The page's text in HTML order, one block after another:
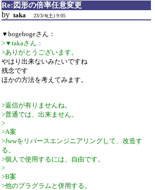
Re:図形の倍率任意変更
by taka 23/3/4(土) 9:05
▼hogehogeさん：
>▼takaさん：
>ありがとうございます。
やはり出来ないみたいですね
残念です
ほかの方法を考えてみます。
>返信が有りませんね。
>普通では、出来ません。
>
>A案
>Jwwをリバースエンジニアリングして、改造す
る。
>個人で使用するには、自由です。
>
>B案
>他のプラグラムと併用する。